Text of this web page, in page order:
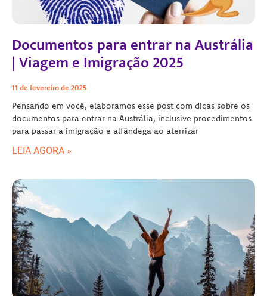
Documentos para entrar na Austrália
| Viagem e Imigração 2025
11 de fevereiro de 2025
Pensando em você, elaboramos esse post com dicas sobre os
documentos para entrar na Austrália, inclusive procedimentos
para passar a imigração e alfândega ao aterrizar
LEIA AGORA »